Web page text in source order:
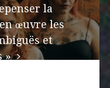
la
œuvre les
et
»